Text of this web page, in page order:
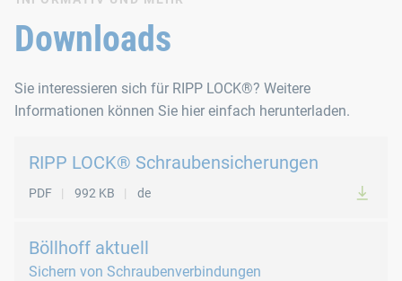
Downloads
Sie interessieren sich für RIPP LOCK®? Weitere
Informationen können Sie hier einfach herunterladen.
RIPP LOCK® Schraubensicherungen
PDF 992 KB de
Böllhoff aktuell
Sichern von Schraubenverbindungen